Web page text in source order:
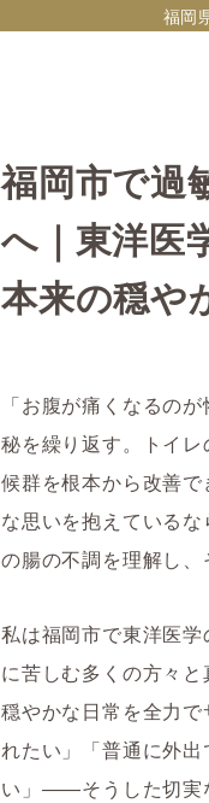
福岡
福岡市で過
へ｜東洋医
本来の穏や
「お腹が痛くなるの
秘を繰り返す。トイ
候群を根本から改善
な思いを抱えている
の腸の不調を理解し、
私は福岡市で東洋医
に苦しむ多くの方々
穏やかな日常を全力
れたい」「普通に外
い」――そうした切実